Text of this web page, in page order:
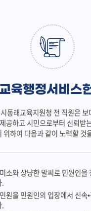
교육행정서비스
동래교육지원청 전 직원은 보
공하고시민으로부터 신뢰받
위하여 다음과 같이 노력할 것
소와 상냥한 말씨로 민원인을
.
원을 민원인의 입장에서 신속
.